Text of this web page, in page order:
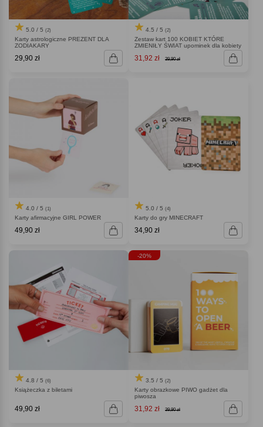
5.0 / 5 (2)
Karty astrologiczne PREZENT DLA
ZODIAKARY
29,90 zł
4.5 / 5 (2)
Zestaw kart 100 KOBIET KTÓRE
ZMIENIŁY ŚWIAT upominek dla kobiety
31,92 zł 39,90 zł
4.0 / 5 (1)
Karty afirmacyjne GIRL POWER
49,90 zł
5.0 / 5 (4)
Karty do gry MINECRAFT
34,90 zł
4.8 / 5 (6)
Książeczka z biletami
49,90 zł
-20%
3.5 / 5 (2)
Karty obrazkowe PIWO gadżet dla
piwosza
31,92 zł 39,90 zł